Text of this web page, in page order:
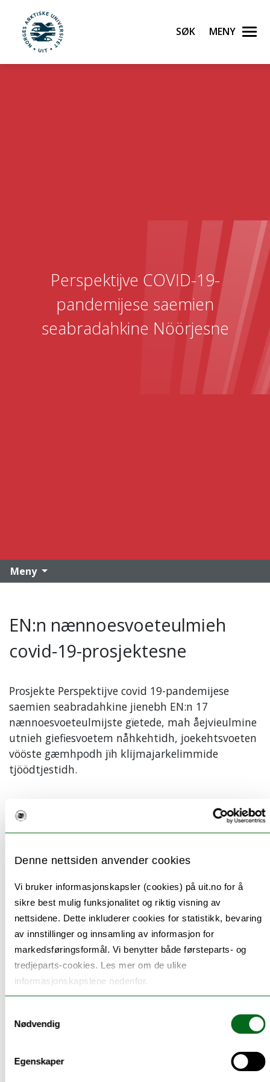
Denne nettsiden anvender cookies
Vi bruker informasjonskapsler (cookies) på uit.no for å
sikre best mulig funksjonalitet og riktig visning av
nettsidene. Dette inkluderer cookies for statistikk, bevaring
av innstillinger og innsamling av informasjon for
markedsføringsformål. Vi benytter både førsteparts- og
tredjeparts-cookies. Les mer om de ulike
informasjonskapslene nedenfor.
Nødvendig
Egenskaper
Gå til hovedinnhold
UiT Norges arktiske universitet
Søk Meny
Perspektijve COVID-19-
pandemijese saemien
seabradahkine Nöörjesne
Meny
EN:n nænnoesvoeteulmieh
covid-19-prosjektesne
Prosjekte Perspektijve covid 19-pandemijese
saemien seabradahkine jienebh EN:n 17
nænnoesvoeteulmijste gïetede, mah åejvieulmine
utnieh giefiesvoetem nåhkehtidh, joekehtsvoeten
vööste gæmhpodh jïh klijmajarkelimmide
tjöödtjestidh.
Lohkh vielie
-3. ulmie: Hijven healsoe jïh jieledekvaliteete
Aalkoeåålmegh leah åvtese lokngesovveme gelline
daejstie nænnoesvoeteulmijste. Daennie prosjektesne
gïetedibie joekoen 3. nænnoesvoeteulmiem healsoen
bïjre, jïh 10. nænnoesvoeteulmiem mij lea
giehpiedimmien bïjre joekehtsvoetijste laantine jïh
laanti gaskem. 3. nænnoesvoeteulmie mijjem åelede
hijven healsoem hoksedh jïh jieledekvaliteetem
jallh etnisiteetide almetjh utnieh. Akte vihkele eaktoe jis